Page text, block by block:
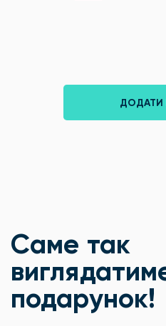
ДОДАТИ
Саме так
подарунок!